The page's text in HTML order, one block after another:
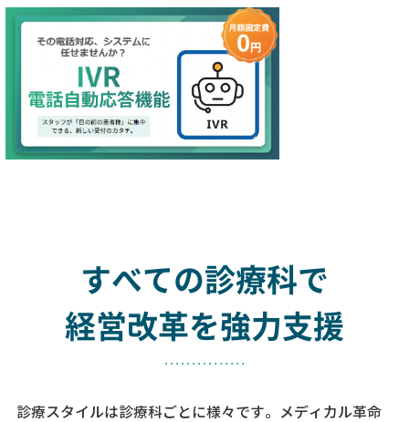
すべての診療科で
経営改革を強力支援
診療スタイルは診療科ごとに様々です。メディカル革命